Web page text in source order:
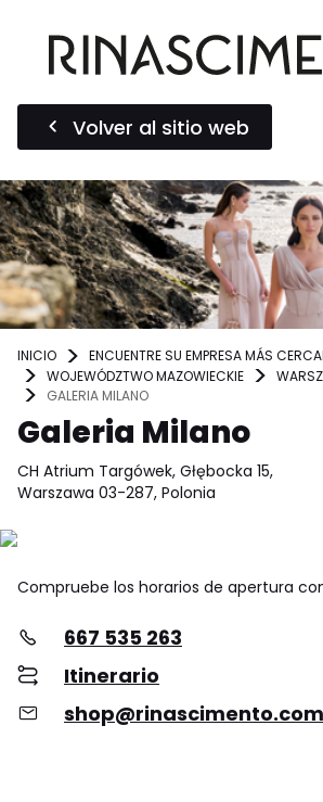
Volver al sitio web
INICIO ENCUENTRE SU EMPRESA MÁS
WOJEWÓDZTWO MAZOWIECKIE
GALERIA MILANO
Galeria Milano
CH Atrium Targówek, Głębocka 15,
Warszawa 03-287, Polonia
Compruebe los horarios de apertura
667 535 263
Itinerario
shop@rinascimento.com